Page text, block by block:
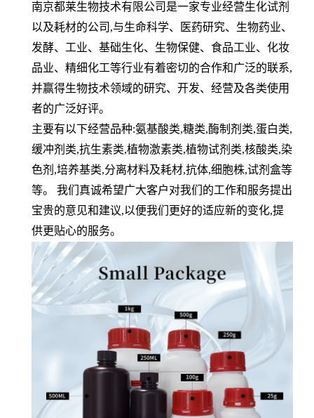
南京都莱生物技术有限公司是一家专业经营生化试剂
以及耗材的公司,与生命科学、医药研究、生物药业、
发酵、工业、基础生化、生物保健、食品工业、化妆
品业、精细化工等行业有着密切的合作和广泛的联系,
并赢得生物技术领域的研究、开发、经营及各类使用
者的广泛好评。
主要有以下经营品种:氨基酸类,糖类,酶制剂类,蛋白类,
缓冲剂类,抗生素类,植物激素类,植物试剂类,核酸类,染
色剂,培养基类,分离材料及耗材,抗体,细胞株,试剂盒等
等。 我们真诚希望广大客户对我们的工作和服务提出
宝贵的意见和建议,以便我们更好的适应新的变化,提
供更贴心的服务。